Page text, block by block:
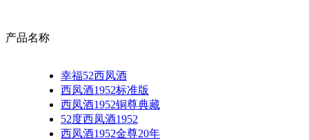
产品名称
幸福52西凤酒
西凤酒1952标准版
西凤酒1952铜尊典藏
52度西凤酒1952
西凤酒1952金尊20年